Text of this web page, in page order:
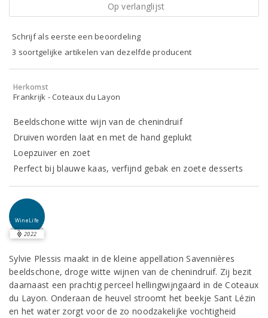
Op verlanglijst
Schrijf als eerste een beoordeling
3 soortgelijke artikelen van dezelfde producent
Herkomst
Frankrijk - Coteaux du Layon
Beeldschone witte wijn van de chenindruif
Druiven worden laat en met de hand geplukt
Loepzuiver en zoet
Perfect bij blauwe kaas, verfijnd gebak en zoete desserts
WineLife
2022
Sylvie Plessis maakt in de kleine appellation Savennières
beeldschone, droge witte wijnen van de chenindruif. Zij bezit
daarnaast een prachtig perceel hellingwijngaard in de Coteaux
du Layon. Onderaan de heuvel stroomt het beekje Sant Lézin
en het water zorgt voor de zo noodzakelijke vochtigheid